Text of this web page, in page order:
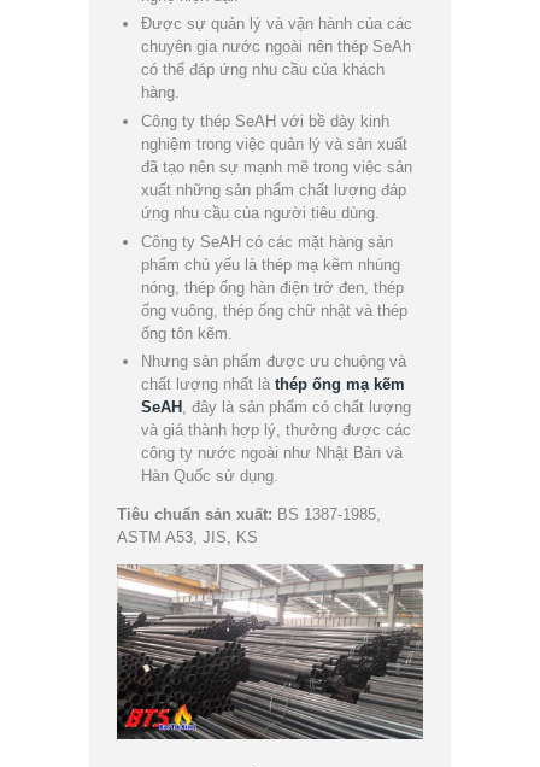
Được sự quản lý và vận hành của các
chuyên gia nước ngoài nên thép SeAh
có thể đáp ứng nhu cầu của khách
hàng.
Công ty thép SeAH với bề dày kinh
nghiệm trong việc quản lý và sản xuất
đã tạo nên sự mạnh mẽ trong việc sản
xuất những sản phẩm chất lượng đáp
ứng nhu cầu của người tiêu dùng.
Công ty SeAH có các mặt hàng sản
phẩm chủ yếu là thép mạ kẽm nhúng
nóng, thép ống hàn điện trở đen, thép
ống vuông, thép ống chữ nhật và thép
ống tôn kẽm.
Nhưng sản phẩm được ưu chuộng và
chất lượng nhất là thép ống mạ kẽm
SeAH , đây là sản phẩm có chất lượng
và giá thành hợp lý, thường được các
công ty nước ngoài như Nhật Bản và
Hàn Quốc sử dụng.
Tiêu chuẩn sản xuất: BS 1387-1985,
ASTM A53, JIS, KS